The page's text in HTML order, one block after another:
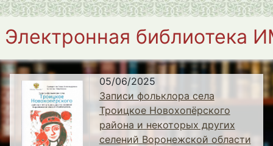
Электронная библиотека
05/06/2025
Записи фольклора села
Троицкое Новохопёрского
района и некоторых других
селений Воронежской области